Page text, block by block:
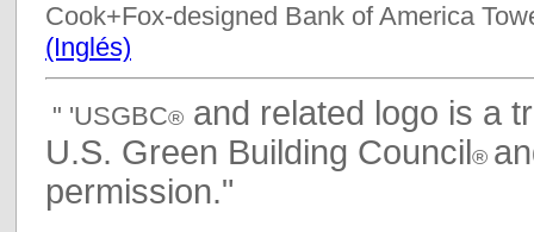
Cook+Fox-designed Bank of America
(Inglés)
" 'USGBC® and related logo is a
U.S. Green Building Council®
permission."